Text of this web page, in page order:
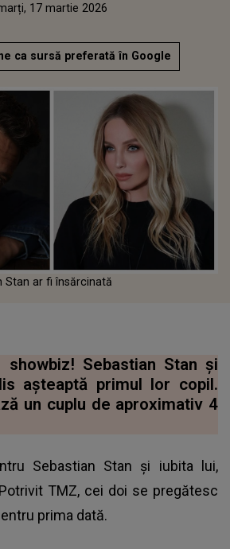
17 martie 2026
ca sursă preferată în Google
Stan ar fi însărcinată
Sebastian Stan și
așteaptă primul lor copil.
un cuplu de aproximativ 4
Sebastian Stan și iubita lui,
TMZ, cei doi se pregătesc
prima dată.